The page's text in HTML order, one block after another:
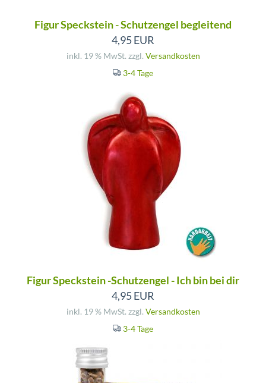
Figur Speckstein - Schutzengel begleitend
4,95 EUR
inkl. 19 % MwSt. zzgl. Versandkosten
3-4 Tage
Figur Speckstein -Schutzengel - Ich bin bei dir
4,95 EUR
inkl. 19 % MwSt. zzgl. Versandkosten
3-4 Tage